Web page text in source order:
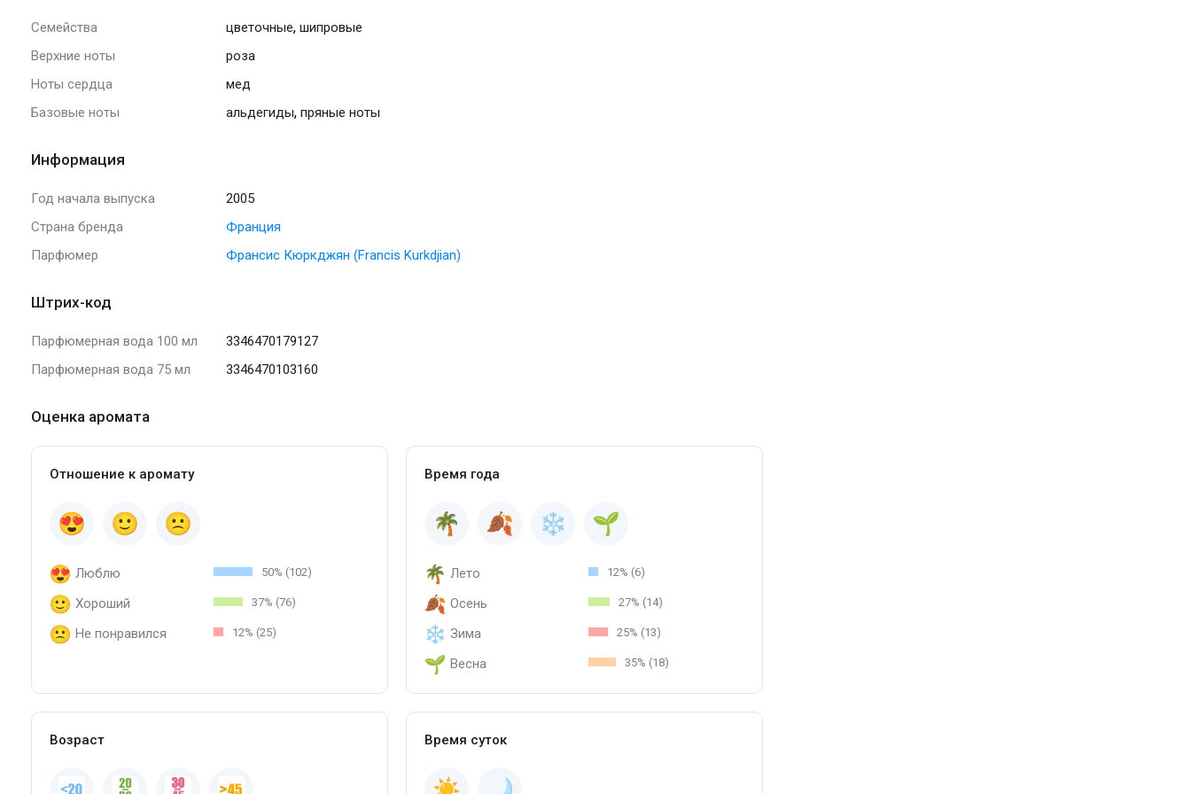
Семейства цветочные, шипровые
Верхние ноты
роза
Ноты сердца
мед
Базовые ноты
альдегиды, пряные ноты
Информация
Год начала выпуска
2005
Страна бренда
Франция
Парфюмер
Франсис Кюркджян (Francis Kurkdjian)
Штрих-код
Парфюмерная вода 100 мл
3346470179127
Парфюмерная вода 75 мл
3346470103160
Оценка аромата
Отношение к аромату
Люблю 50% (102)
Хороший 37% (76)
Не понравился 12% (25)
Время года
Лето 12% (6)
Осень 27% (14)
Зима 25% (13)
Весна 35% (18)
Возраст Время суток